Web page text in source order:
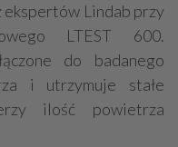
Lindab przy
LTEST 600.
do badanego
i utrzymuje stałe
ilość powietrza